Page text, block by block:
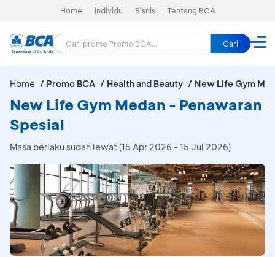
Home Individu Bisnis Tentang BCA
Cari
Home Promo BCA Health and Beauty New Life Gym
New Life Gym Medan - Penawaran
Spesial
Masa berlaku sudah lewat (15 Apr 2026 - 15 Jul 2026)